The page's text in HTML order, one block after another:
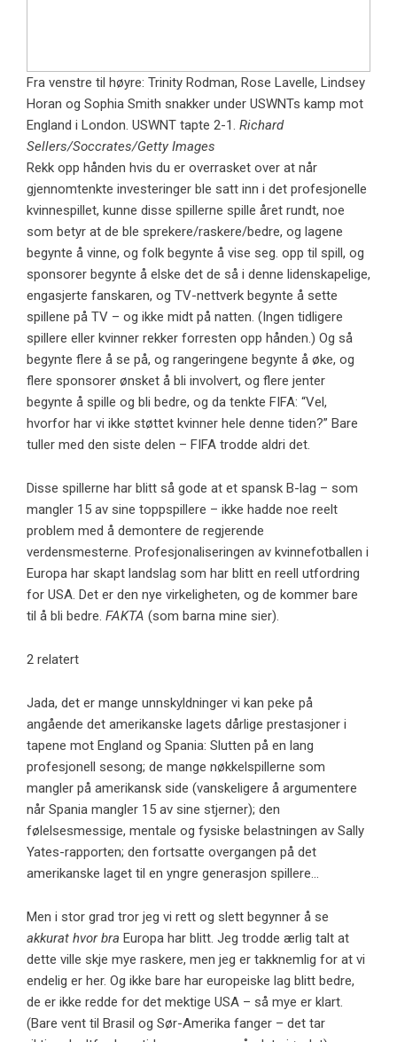
Fra venstre til høyre: Trinity Rodman, Rose Lavelle, Lindsey
Horan og Sophia Smith snakker under USWNTs kamp mot
England i London. USWNT tapte 2-1. Richard
Sellers/Soccrates/Getty Images
Rekk opp hånden hvis du er overrasket over at når
gjennomtenkte investeringer ble satt inn i det profesjonelle
kvinnespillet, kunne disse spillerne spille året rundt, noe
som betyr at de ble sprekere/raskere/bedre, og lagene
begynte å vinne, og folk begynte å vise seg. opp til spill, og
sponsorer begynte å elske det de så i denne lidenskapelige,
engasjerte fanskaren, og TV-nettverk begynte å sette
spillene på TV – og ikke midt på natten. (Ingen tidligere
spillere eller kvinner rekker forresten opp hånden.) Og så
begynte flere å se på, og rangeringene begynte å øke, og
flere sponsorer ønsket å bli involvert, og flere jenter
begynte å spille og bli bedre, og da tenkte FIFA: “Vel,
hvorfor har vi ikke støttet kvinner hele denne tiden?” Bare
tuller med den siste delen – FIFA trodde aldri det.
Disse spillerne har blitt så gode at et spansk B-lag – som
mangler 15 av sine toppspillere – ikke hadde noe reelt
problem med å demontere de regjerende
verdensmesterne. Profesjonaliseringen av kvinnefotballen i
Europa har skapt landslag som har blitt en reell utfordring
for USA. Det er den nye virkeligheten, og de kommer bare
til å bli bedre. FAKTA (som barna mine sier).
2 relatert
Jada, det er mange unnskyldninger vi kan peke på
angående det amerikanske lagets dårlige prestasjoner i
tapene mot England og Spania: Slutten på en lang
profesjonell sesong; de mange nøkkelspillerne som
mangler på amerikansk side (vanskeligere å argumentere
når Spania mangler 15 av sine stjerner); den
følelsesmessige, mentale og fysiske belastningen av Sally
Yates-rapporten; den fortsatte overgangen på det
amerikanske laget til en yngre generasjon spillere…
Men i stor grad tror jeg vi rett og slett begynner å se
akkurat hvor bra Europa har blitt. Jeg trodde ærlig talt at
dette ville skje mye raskere, men jeg er takknemlig for at vi
endelig er her. Og ikke bare har europeiske lag blitt bedre,
de er ikke redde for det mektige USA – så mye er klart.
(Bare vent til Brasil og Sør-Amerika fanger – det tar